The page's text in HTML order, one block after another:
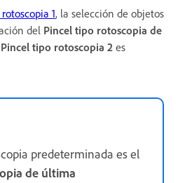
1, la selección de objetos
del Pincel tipo rotoscopia de
Pincel tipo rotoscopia 2 es
predeterminada es el
de última